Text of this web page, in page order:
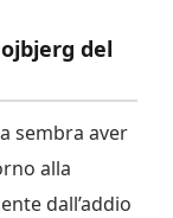
del
sembra aver
alla
dall’addio